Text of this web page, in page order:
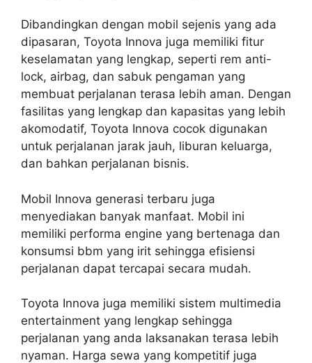
Dibandingkan dengan mobil sejenis yang ada
dipasaran, Toyota Innova juga memiliki fitur
keselamatan yang lengkap, seperti rem anti-
lock, airbag, dan sabuk pengaman yang
membuat perjalanan terasa lebih aman. Dengan
fasilitas yang lengkap dan kapasitas yang lebih
akomodatif, Toyota Innova cocok digunakan
untuk perjalanan jarak jauh, liburan keluarga,
dan bahkan perjalanan bisnis.
Mobil Innova generasi terbaru juga
menyediakan banyak manfaat. Mobil ini
memiliki performa engine yang bertenaga dan
konsumsi bbm yang irit sehingga efisiensi
perjalanan dapat tercapai secara mudah.
Toyota Innova juga memiliki sistem multimedia
entertainment yang lengkap sehingga
perjalanan yang anda laksanakan terasa lebih
nyaman. Harga sewa yang kompetitif juga